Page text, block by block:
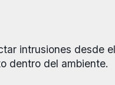
intrusiones desde
dentro del ambiente.